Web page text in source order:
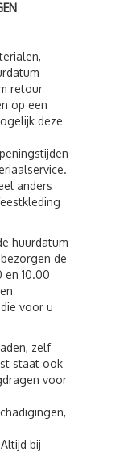
retour
op een
deze
anders
huurdatum
de
en 10.00
voor u
zelf
staat ook
voor
bij